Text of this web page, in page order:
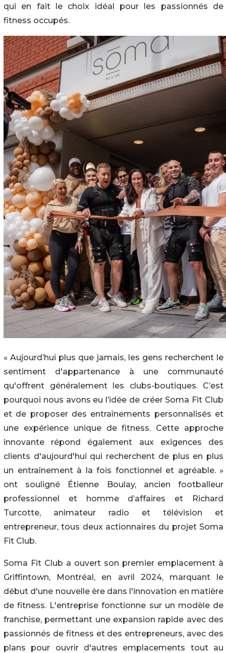
qui en fait le choix idéal pour les passionnés de
fitness occupés.
« Aujourd’hui plus que jamais, les gens recherchent le
sentiment d'appartenance à une communauté
qu'offrent généralement les clubs-boutiques. C’est
pourquoi nous avons eu l’idée de créer Soma Fit Club
et de proposer des entraînements personnalisés et
une expérience unique de fitness. Cette approche
innovante répond également aux exigences des
clients d'aujourd'hui qui recherchent de plus en plus
un entraînement à la fois fonctionnel et agréable. »
ont souligné Étienne Boulay, ancien footballeur
professionnel et homme d’affaires et Richard
Turcotte, animateur radio et télévision et
entrepreneur, tous deux actionnaires du projet Soma
Fit Club.
Soma Fit Club a ouvert son premier emplacement à
Griffintown, Montréal, en avril 2024, marquant le
début d'une nouvelle ère dans l'innovation en matière
de fitness. L'entreprise fonctionne sur un modèle de
franchise, permettant une expansion rapide avec des
passionnés de fitness et des entrepreneurs, avec des
plans pour ouvrir d'autres emplacements tout au